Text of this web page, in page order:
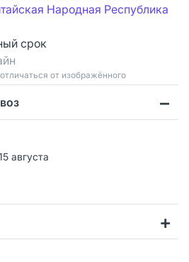
Народная Республика
срок
от изображённого
августа